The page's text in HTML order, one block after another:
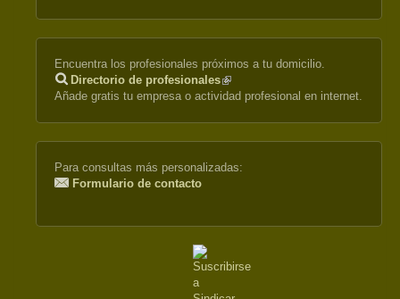
Encuentra los profesionales próximos a tu domicilio.
Directorio de profesionales(link
is
Añade gratis tu empresa o actividad profesional en internet.
Para consultas más personalizadas:
Formulario de contacto